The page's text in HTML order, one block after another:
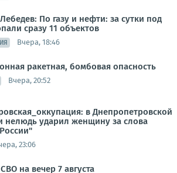
По газу и нефти: за сутки под
сразу 11 объектов
Вчера, 18:46
ракетная, бомбовая опасность
Вчера, 20:52
в Днепропетровской
нелюдь ударил женщину за слова
23:06
на вечер 7 августа